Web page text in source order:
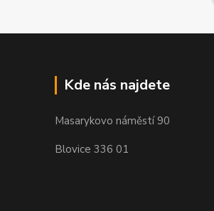
Kde nás najdete
Masarykovo náměstí 90
Blovice 336 01